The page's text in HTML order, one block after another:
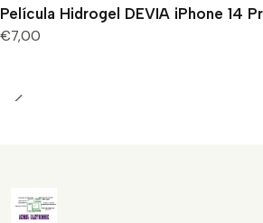
Película Hidrogel DEVIA iPhone 14
€7,00